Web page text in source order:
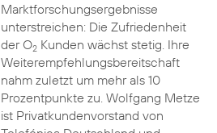
Marktforschungsergebnisse
unterstreichen: Die Zufriedenheit
der O2Kunden wächst stetig. Ihre
Weiterempfehlungsbereitschaft
nahm zuletzt um mehr als 10
Prozentpunkte zu. Wolfgang Metze
ist Privatkundenvorstand von